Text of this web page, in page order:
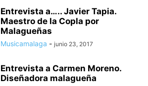
Entrevista a….. Javier Tapia.
Maestro de la Copla por
Malagueñas
Musicamalaga - junio 23, 2017
Entrevista a Carmen Moreno.
Diseñadora malagueña